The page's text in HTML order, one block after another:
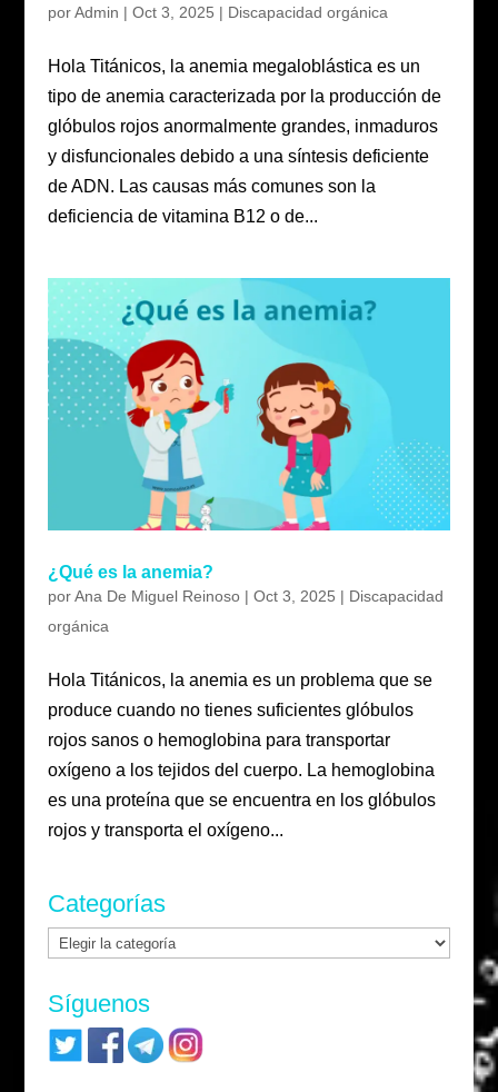
porAdmin | Oct 3, 2025 | Discapacidad orgánica
Hola Titánicos, la anemia megaloblástica es un
tipo de anemia caracterizada por la producción de
glóbulos rojos anormalmente grandes, inmaduros
y disfuncionales debido a una síntesis deficiente
de ADN. Las causas más comunes son la
deficiencia de vitamina B12 o de...
¿Qué es la anemia?
porAna De Miguel Reinoso| Oct 3, 2025 | Discapacidad
orgánica
Hola Titánicos, la anemia es un problema que se
produce cuando no tienes suficientes glóbulos
rojos sanos o hemoglobina para transportar
oxígeno a los tejidos del cuerpo. La hemoglobina
es una proteína que se encuentra en los glóbulos
rojos y transporta el oxígeno...
Categorías
Categorías
Síguenos